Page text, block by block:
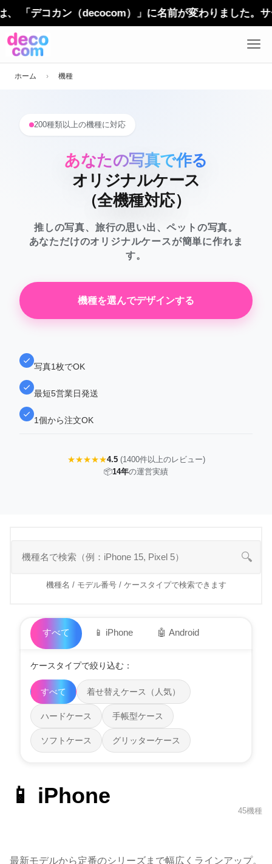
カン（decocom）」に名前が変わりました。サービス内
ホーム › 機種
200種類以上の機種に対応
あなたの写真で作る
オリジナルケース
（全機種対応）
推しの写真、旅行の思い出、ペットの写真。
あなただけのオリジナルケースが簡単に作れま
す。
機種を選んでデザインする
写真1枚でOK
最短5営業日発送
1個から注文OK
★★★★★4.5(1400件以上のレビュー)
📦14年の運営実績
🔍
機種名 / モデル番号 / ケースタイプで検索できます
すべて 📱 iPhone 🤖 Android
ケースタイプで絞り込む：
すべて 着せ替えケース（人気）
ハードケース 手帳型ケース
ソフトケース グリッターケース
📱 iPhone
45機種
最新モデルから定番のシリーズまで幅広くラインアップ。